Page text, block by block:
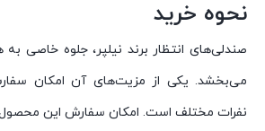
نحوه خرید
صندلی‌های انتظار برند نیلپر، جلوه خاصی
می‌بخشد. یکی از مزیت‌های آن امکان
نفرات مختلف است. امکان سفارش این محصول